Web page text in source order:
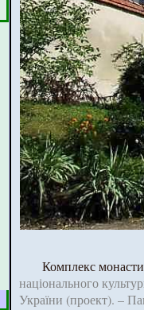
Комплекс
національного
України (проект). –